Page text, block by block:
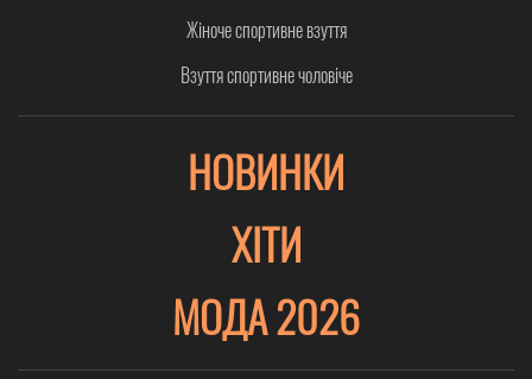
Жіноче спортивне взуття
Взуття спортивне чоловіче
НОВИНКИ
ХІТИ
МОДА 2026